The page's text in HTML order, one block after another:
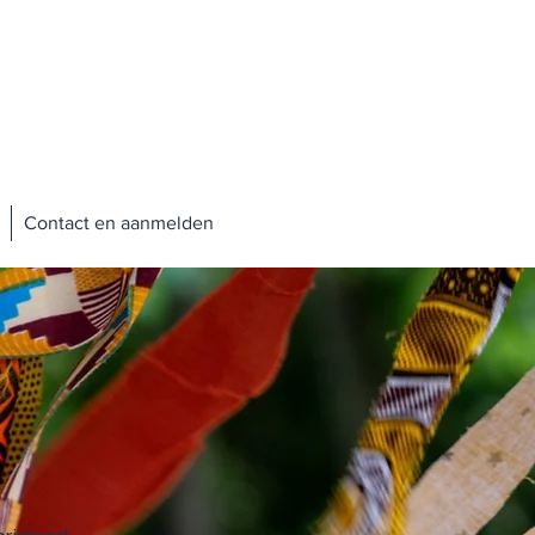
Contact en aanmelden